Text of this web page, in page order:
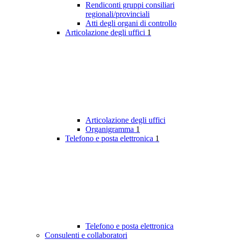
Rendiconti gruppi consiliari
regionali/provinciali
Atti degli organi di controllo
Articolazione degli uffici 1
Articolazione degli uffici
Organigramma 1
Telefono e posta elettronica 1
Telefono e posta elettronica
Consulenti e collaboratori